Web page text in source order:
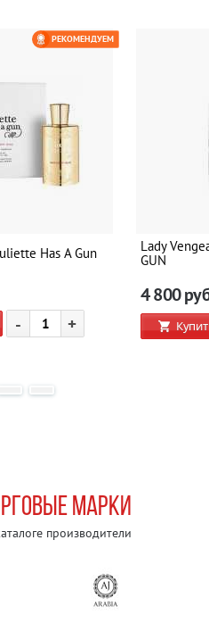
Has A Gun
- +
РЕКОМЕНДУЕМ
Lady
GUN
4 800
МАРКИ
производители